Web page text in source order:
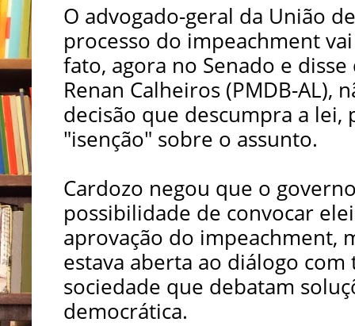
O advogado-geral da União
processo do impeachment
fato, agora no Senado e
Renan Calheiros (PMDB-AL),
decisão que descumpra a
"isenção" sobre o assunto.
Cardozo negou que o
possibilidade de convocar
aprovação do impeachment,
estava aberta ao diálogo
sociedade que debatam
democrática.